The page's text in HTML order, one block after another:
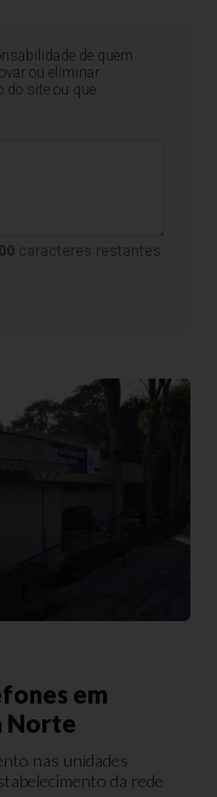
de quem
ou eliminar
do site ou que
caracteres restantes.
em
Norte
nas unidades
da rede